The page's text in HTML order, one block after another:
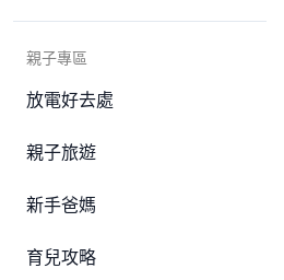
親子專區
放電好去處
親子旅遊
新手爸媽
育兒攻略